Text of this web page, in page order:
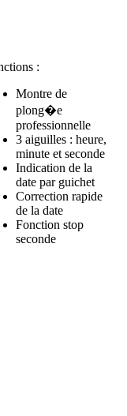
:
Montre de
plong�e
professionnelle
3 aiguilles : heure,
minute et seconde
Indication de la
date par guichet
Correction rapide
de la date
Fonction stop
seconde